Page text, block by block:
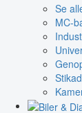
Se
MC-